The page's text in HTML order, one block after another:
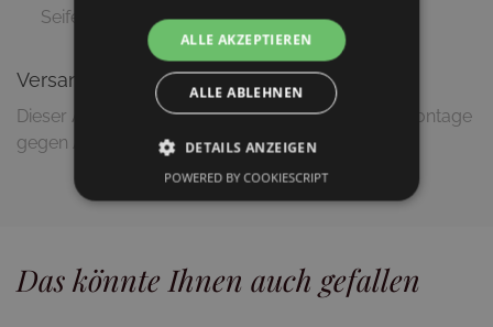
Seifenlauge
Versandinformationen
Dieser Artikel wird zerlegt geliefert (Lieferung & Montage
gegen Aufpreis möglich)
Das könnte Ihnen auch gefallen
ALLE AKZEPTIEREN
ALLE ABLEHNEN
DETAILS ANZEIGEN
POWERED BY COOKIESCRIPT